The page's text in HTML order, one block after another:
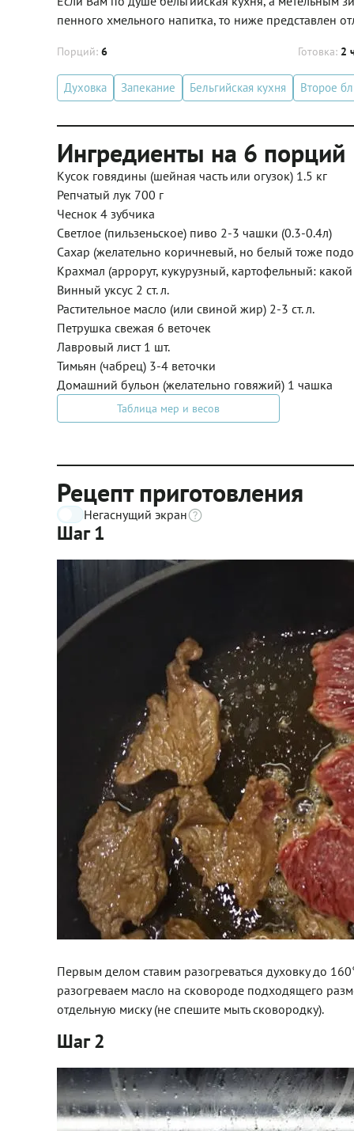
пенного хмельного напитка, то ниже представлен
Порций: 6 Готовка: 2
Духовка Запекание Бельгийская кухня Второе
Ингредиенты на 6 порций
Кусок говядины (шейная часть или огузок) 1.5 кг
Репчатый лук 700 г
Чеснок 4 зубчика
Светлое (пильзеньское) пиво 2-3 чашки (0.3-0.4л)
Сахар (желательно коричневый, но белый тоже
Крахмал (аррорут, кукурузный, картофельный: какой
Винный уксус 2 ст. л.
Растительное масло (или свиной жир) 2-3 ст. л.
Петрушка свежая 6 веточек
Лавровый лист 1 шт.
Тимьян (чабрец) 3-4 веточки
Домашний бульон (желательно говяжий) 1 чашка
Таблица мер и весов
Рецепт приготовления
Негаснущий экран
Шаг 1
Первым делом ставим разогреваться духовку до
разогреваем масло на сковороде подходящего
отдельную миску (не спешите мыть сковородку).
Шаг 2